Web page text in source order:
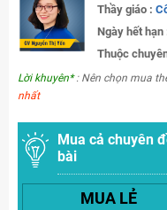
Thầy giáo :
Ngày hết hạn
Thuộc
Lời khuyên*: Nên chọn mua
nhất
Mua cả chuyên
bài
MUA LẺ